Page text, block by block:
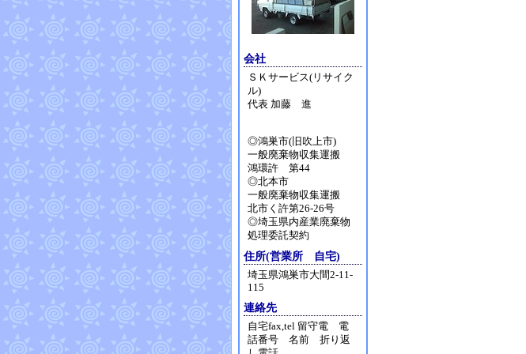
会社
ＳＫサービス(リサイク
ル)
代表 加藤 進
◎鴻巣市(旧吹上市)
一般廃棄物収集運搬
鴻環許 第44
◎北本市
一般廃棄物収集運搬
北市く許第26-26号
◎埼玉県内産業廃棄物
処理委託契約
住所(営業所 自宅)
埼玉県鴻巣市大間2-11-
115
連絡先
自宅fax,tel 留守電 電
話番号 名前 折り返